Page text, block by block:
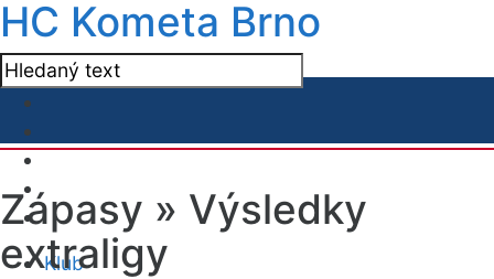
HC Kometa Brno
Klub
Zápasy » Výsledky
extraligy